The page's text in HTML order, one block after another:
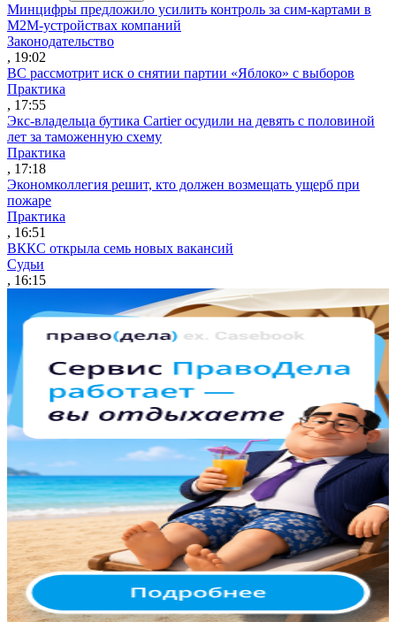
Минцифры предложило усилить контроль за сим-картами в
M2M-устройствах компаний
Законодательство
, 19:02
ВС рассмотрит иск о снятии партии «Яблоко» с выборов
Практика
, 17:55
Экс-владельца бутика Cartier осудили на девять с половиной
лет за таможенную схему
Практика
, 17:18
Экономколлегия решит, кто должен возмещать ущерб при
пожаре
Практика
, 16:51
ВККС открыла семь новых вакансий
Судьи
, 16:15